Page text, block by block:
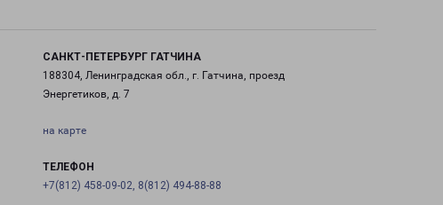
САНКТ-ПЕТЕРБУРГ ГАТЧИНА
188304, Ленинградская обл., г. Гатчина, проезд
Энергетиков, д. 7
на карте
ТЕЛЕФОН
+7(812) 458-09-02, 8(812) 494-88-88